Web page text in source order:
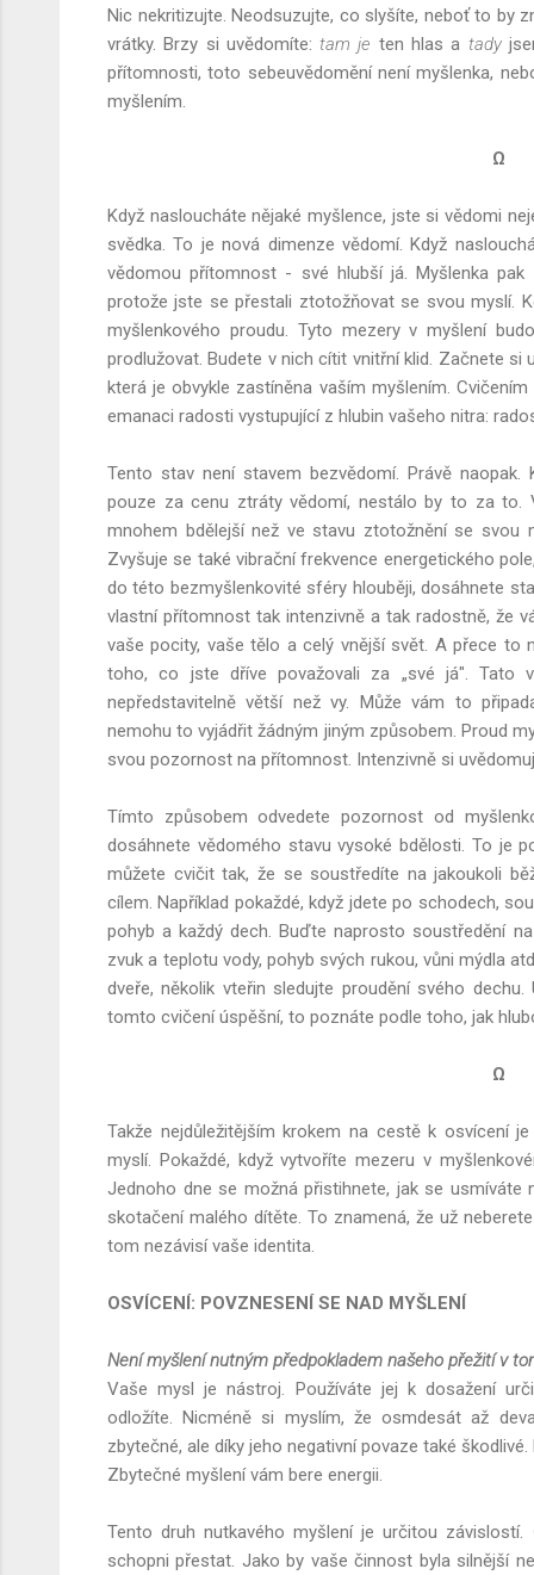
Nic nekritizujte. Neodsuzujte, co slyšíte, neboť to by
vrátky. Brzy si uvědomíte:tam je ten hlas a tady
přítomnosti, toto sebeuvědomění není myšlenka,
myšlením.
Ω
Když nasloucháte nějaké myšlence, jste si vědomi
svědka. To je nová dimenze vědomí. Když
vědomou přítomnost - své hlubší já. Myšlenka
protože jste se přestali ztotožňovat se svou myslí.
myšlenkového proudu. Tyto mezery v myšlení
prodlužovat. Budete v nich cítit vnitřní klid. Začnete
která je obvykle zastíněna vaším myšlením.
emanaci radosti vystupující z hlubin vašeho nitra:
Tento stav není stavem bezvědomí. Právě
pouze za cenu ztráty vědomí, nestálo by to za to.
mnohem bdělejší než ve stavu ztotožnění se svou
Zvyšuje se také vibrační frekvence energetického
do této bezmyšlenkovité sféry hlouběji, dosáhnete
vlastní přítomnost tak intenzivně a tak radostně, že
vaše pocity, vaše tělo a celý vnější svět. A přece to
toho, co jste dříve považovali za „své já". Tato
nepředstavitelně větší než vy. Může vám to
nemohu to vyjádřit žádným jiným způsobem. Proud
svou pozornost na přítomnost. Intenzivně si
Tímto způsobem odvedete pozornost od
dosáhnete vědomého stavu vysoké bdělosti. To je
můžete cvičit tak, že se soustředíte na jakoukoli
cílem. Například pokaždé, když jdete po schodech,
pohyb a každý dech. Buďte naprosto soustředění
zvuk a teplotu vody, pohyb svých rukou, vůni mýdla
dveře, několik vteřin sledujte proudění svého
tomto cvičení úspěšní, to poznáte podle toho, jak
Ω
Takže nejdůležitějším krokem na cestě k osvícení
myslí. Pokaždé, když vytvoříte mezeru v
Jednoho dne se možná přistihnete, jak se usmíváte
skotačení malého dítěte. To znamená, že už
tom nezávisí vaše identita.
OSVÍCENÍ: POVZNESENÍ SE NAD MYŠLENÍ
Není myšlení nutným předpokladem našeho přežití v
Vaše mysl je nástroj. Používáte jej k dosažení
odložíte. Nicméně si myslím, že osmdesát až
zbytečné, ale díky jeho negativní povaze také
Zbytečné myšlení vám bere energii.
Tento druh nutkavého myšlení je určitou
schopni přestat. Jako by vaše činnost byla silnější